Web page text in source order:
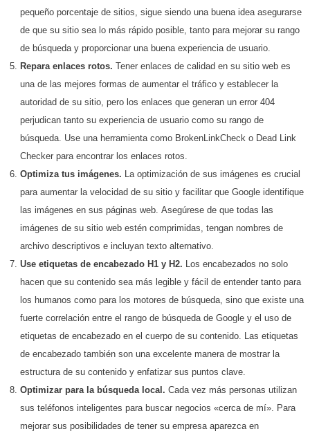
pequeño porcentaje de sitios, sigue siendo una buena idea asegurarse
de que su sitio sea lo más rápido posible, tanto para mejorar su rango
de búsqueda y proporcionar una buena experiencia de usuario.
Repara enlaces rotos. Tener enlaces de calidad en su sitio web es
una de las mejores formas de aumentar el tráfico y establecer la
autoridad de su sitio, pero los enlaces que generan un error 404
perjudican tanto su experiencia de usuario como su rango de
búsqueda. Use una herramienta como BrokenLinkCheck o Dead Link
Checker para encontrar los enlaces rotos.
Optimiza tus imágenes. La optimización de sus imágenes es crucial
para aumentar la velocidad de su sitio y facilitar que Google identifique
las imágenes en sus páginas web. Asegúrese de que todas las
imágenes de su sitio web estén comprimidas, tengan nombres de
archivo descriptivos e incluyan texto alternativo.
Use etiquetas de encabezado H1 y H2. Los encabezados no solo
hacen que su contenido sea más legible y fácil de entender tanto para
los humanos como para los motores de búsqueda, sino que existe una
fuerte correlación entre el rango de búsqueda de Google y el uso de
etiquetas de encabezado en el cuerpo de su contenido. Las etiquetas
de encabezado también son una excelente manera de mostrar la
estructura de su contenido y enfatizar sus puntos clave.
Optimizar para la búsqueda local. Cada vez más personas utilizan
sus teléfonos inteligentes para buscar negocios «cerca de mí». Para
mejorar sus posibilidades de tener su empresa aparezca en